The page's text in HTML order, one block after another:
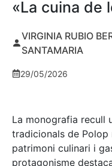
«La cuina de
VIRGINIA RUBIO
SANTAMARIA
29/05/2026
La monografia recull
tradicionals de Polop
patrimoni culinari i
protagonisme